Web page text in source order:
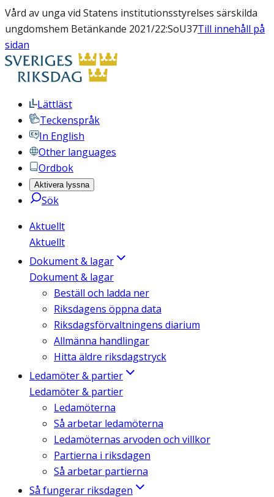
Vård av unga vid Statens institutionsstyrelses särskilda
ungdomshem Betänkande 2021/22:SoU37Till innehåll på
sidan
Lättläst
Teckenspråk
In English
Other languages
Ordbok
Aktivera lyssna
Sök
Aktuellt
Aktuellt
Dokument & lagar
Dokument & lagar
Beställ och ladda ner
Riksdagens öppna data
Riksdagsförvaltningens diarium
Allmänna handlingar
Hitta äldre riksdagstryck
Ledamöter & partier
Ledamöter & partier
Ledamöterna
Så arbetar ledamöterna
Ledamöternas arvoden och villkor
Partierna i riksdagen
Så arbetar partierna
Så fungerar riksdagen